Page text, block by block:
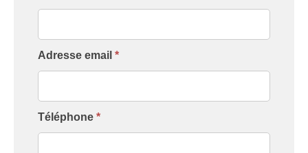
[Contact
Adresse email *
Téléphone *